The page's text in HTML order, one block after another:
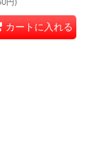
カートに入れる